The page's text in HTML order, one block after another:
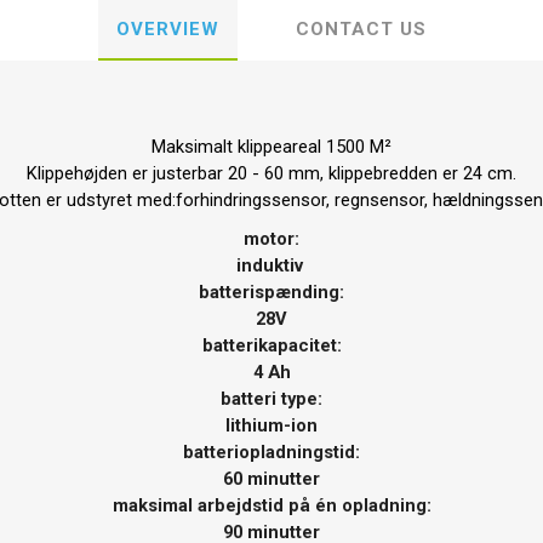
OVERVIEW CONTACT US
Maksimalt klippeareal 1500 M²
Klippehøjden er justerbar 20 - 60 mm, klippebredden er 24 cm.
er udstyret med:forhindringssensor, regnsensor,
motor:
induktiv
batterispænding:
28V
batterikapacitet:
4 Ah
batteri type:
lithium-ion
batteriopladningstid:
60 minutter
maksimal arbejdstid på én opladning:
90 minutter